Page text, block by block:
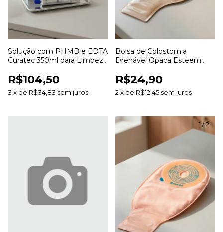
Solução com PHMB e EDTA
Curatec 350ml para Limpeza
R$104,50
3 x de R$34,83 sem juros
Bolsa de Colostomia
Drenável Opaca Esteem
Estomias
R$24,90
2 x de R$12,45 sem juros
1/2